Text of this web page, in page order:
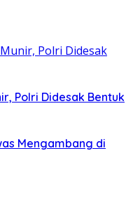
Polri Didesak Bentuk
Mengambang di